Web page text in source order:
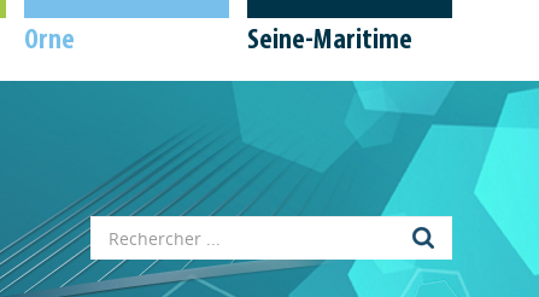
Orne Seine-Maritime
Appels à projets
Déposer une actu !